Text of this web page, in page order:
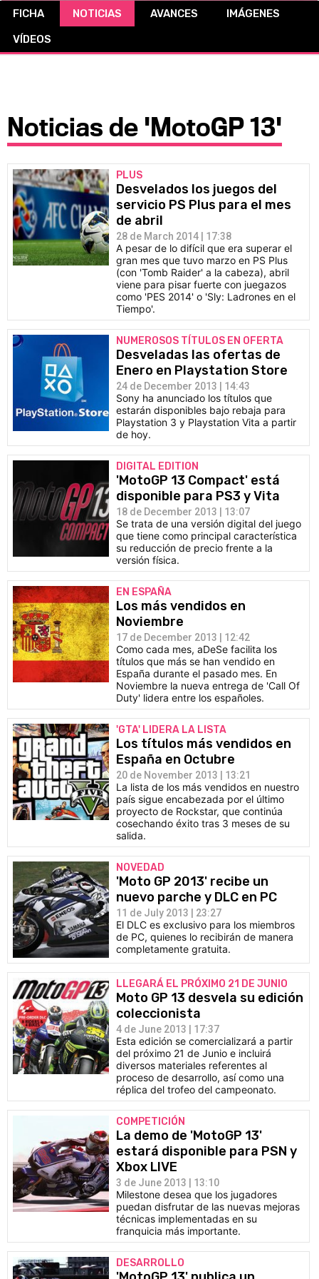
CÓMICS
FICHA NOTICIAS AVANCES
IMÁGENES
VÍDEOS
Noticias de 'MotoGP 13'
PLUS
Desvelados los juegos del
servicio PS Plus para el mes
de abril
28 de March 2014 | 17:38
A pesar de lo difícil que era superar el
gran mes que tuvo marzo en PS Plus
(con 'Tomb Raider' a la cabeza), abril
viene para pisar fuerte con juegazos
como 'PES 2014' o 'Sly: Ladrones en el
Tiempo'.
NUMEROSOS TÍTULOS EN OFERTA
Desveladas las ofertas de
Enero en Playstation Store
24 de December 2013 | 14:43
Sony ha anunciado los títulos que
estarán disponibles bajo rebaja para
Playstation 3 y Playstation Vita a partir
de hoy.
DIGITAL EDITION
'MotoGP 13 Compact' está
disponible para PS3 y Vita
18 de December 2013 | 13:07
Se trata de una versión digital del juego
que tiene como principal característica
su reducción de precio frente a la
versión física.
EN ESPAÑA
Los más vendidos en
Noviembre
17 de December 2013 | 12:42
Como cada mes, aDeSe facilita los
títulos que más se han vendido en
España durante el pasado mes. En
Noviembre la nueva entrega de 'Call Of
Duty' lidera entre los españoles.
'GTA' LIDERA LA LISTA
Los títulos más vendidos en
España en Octubre
20 de November 2013 | 13:21
La lista de los más vendidos en nuestro
país sigue encabezada por el último
proyecto de Rockstar, que continúa
cosechando éxito tras 3 meses de su
salida.
NOVEDAD
'Moto GP 2013' recibe un
nuevo parche y DLC en PC
11 de July 2013 | 23:27
El DLC es exclusivo para los miembros
de PC, quienes lo recibirán de manera
completamente gratuita.
LLEGARÁ EL PRÓXIMO 21 DE JUNIO
Moto GP 13 desvela su edición
coleccionista
4 de June 2013 | 17:37
Esta edición se comercializará a partir
del próximo 21 de Junio e incluirá
diversos materiales referentes al
proceso de desarrollo, así como una
réplica del trofeo del campeonato.
COMPETICIÓN
La demo de 'MotoGP 13'
estará disponible para PSN y
Xbox LIVE
3 de June 2013 | 13:10
Milestone desea que los jugadores
puedan disfrutar de las nuevas mejoras
técnicas implementadas en su
franquicia más importante.
DESARROLLO